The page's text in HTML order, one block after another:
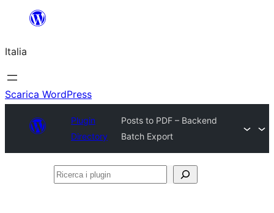
contenuto
Italia
Scarica WordPress
Plugin
Directory
Posts to PDF – Backend
Batch Export
Ricerca